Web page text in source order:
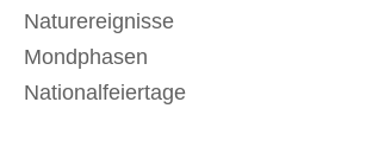
Naturereignisse
Mondphasen
Nationalfeiertage